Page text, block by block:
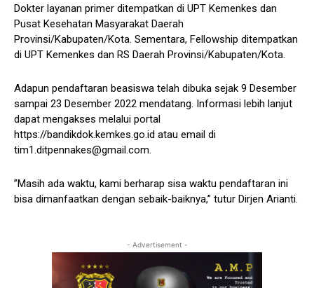
Dokter layanan primer ditempatkan di UPT Kemenkes dan
Pusat Kesehatan Masyarakat Daerah
Provinsi/Kabupaten/Kota. Sementara, Fellowship ditempatkan
di UPT Kemenkes dan RS Daerah Provinsi/Kabupaten/Kota.
Adapun pendaftaran beasiswa telah dibuka sejak 9 Desember
sampai 23 Desember 2022 mendatang. Informasi lebih lanjut
dapat mengakses melalui portal
https://bandikdok.kemkes.go.id atau email di
tim1.ditpennakes@gmail.com.
”Masih ada waktu, kami berharap sisa waktu pendaftaran ini
bisa dimanfaatkan dengan sebaik-baiknya,” tutur Dirjen Arianti.
- Advertisement -